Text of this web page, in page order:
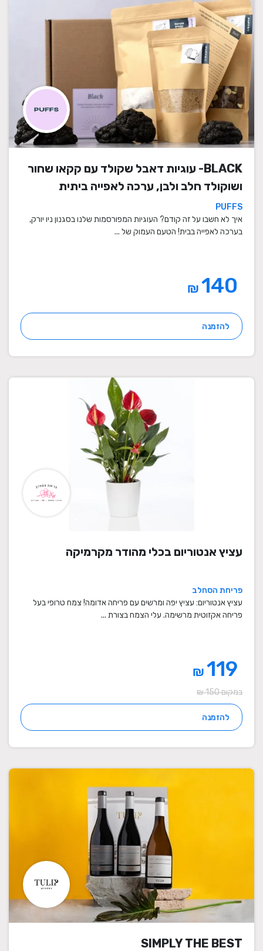
BLACK- עוגיות דאבל שקולד עם קקאו שחור
ושוקולד חלב ולבן, ערכה לאפייה ביתית
PUFFS
איך לא חשבו על זה קודם? העוגיות המפורסמות שלנו בסגנון ניו יורק,
בערכה לאפייה בבית! הטעם העמוק של ...
₪
להזמנה
עציץ אנטוריום בכלי מהודר מקרמיקה
פריחת הסחלב
עציץ אנטוריום: עציץ יפה ומרשים עם פריחה אדומה! צמח טרופי בעל
פריחה אקזוטית מרשימה. עלי הצמח בצורת ...
₪
במקום 150 ₪
להזמנה
SIMPLY THE BEST